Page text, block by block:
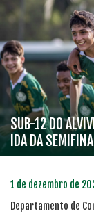
SUB-12 DO
IDA DA
1 de dezembro de
Departamento de